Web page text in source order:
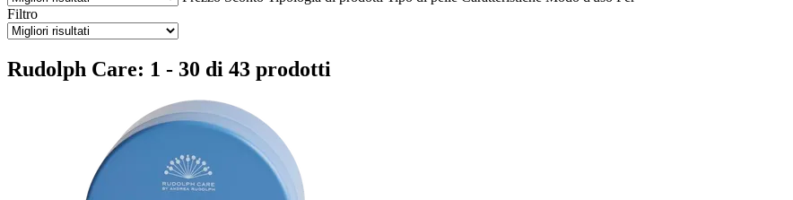
Filtro
Rudolph Care: 1 - 30 di 43 prodotti